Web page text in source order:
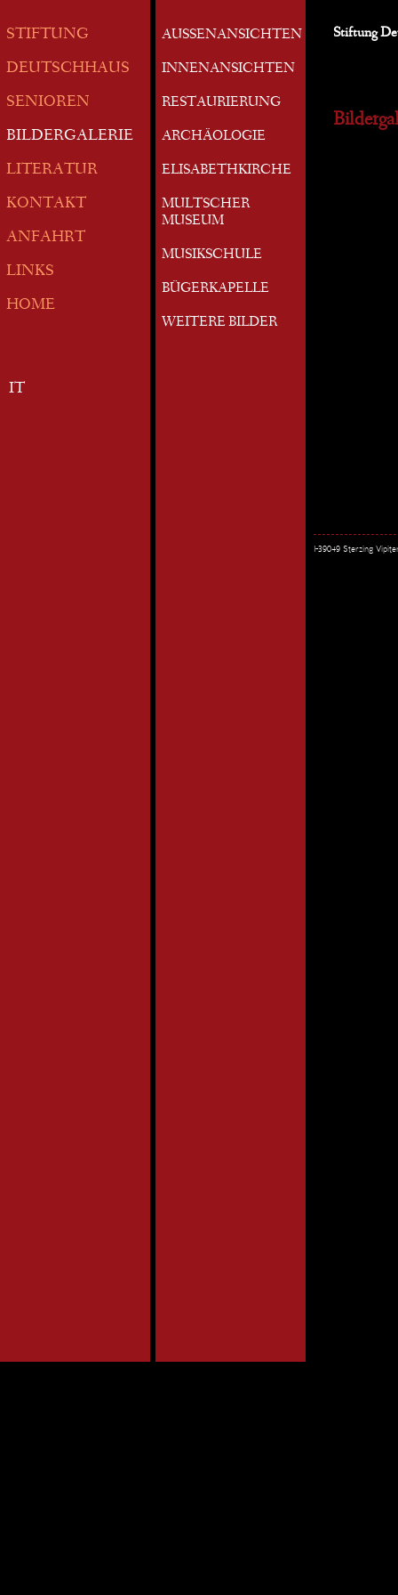
STIFTUNG
DEUTSCHHAUS
SENIOREN
BILDERGALERIE
LITERATUR
KONTAKT
ANFAHRT
LINKS
HOME
IT
AUSSENANSICHTEN
INNENANSICHTEN
RESTAURIERUNG
ARCHÄOLOGIE
ELISABETHKIRCHE
MULTSCHER
MUSEUM
MUSIKSCHULE
BÜGERKAPELLE
WEITERE BILDER
Stiftung
I-39049 Sterzing